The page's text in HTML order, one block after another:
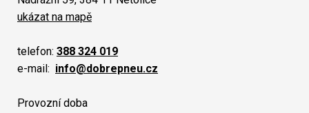
ukázat na mapě
telefon: 388 324 019
e-mail: info@dobrepneu.cz
Provozní doba